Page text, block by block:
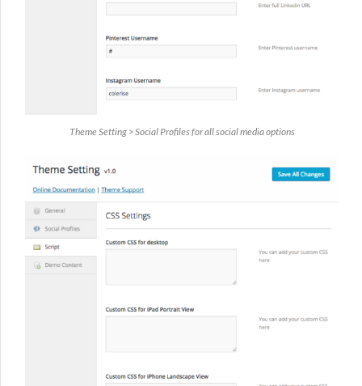
Theme Setting > Social Profiles for all social media options